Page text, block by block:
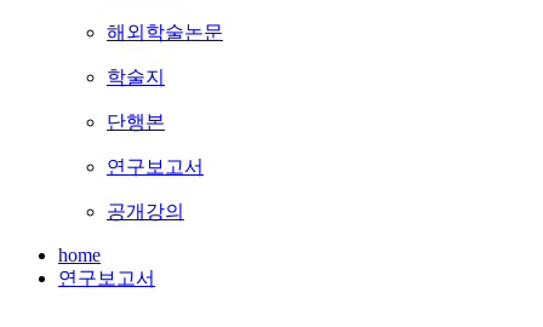
해외학술논문
학술지
단행본
연구보고서
공개강의
home
연구보고서